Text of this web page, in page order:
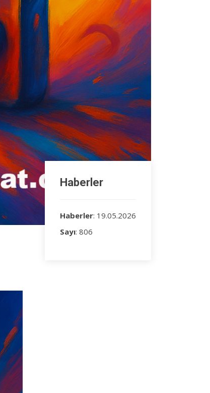
Haberler
Haberler: 19.05.2026
Sayı: 806